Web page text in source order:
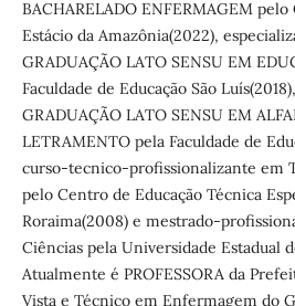
BACHARELADO ENFERMAGEM
Estácio da Amazônia(2022),
GRADUAÇÃO LATO SENSU EM
Faculdade de Educação São
GRADUAÇÃO LATO SENSU EM
LETRAMENTO pela Faculdade de
curso-tecnico-profissionalizante em
pelo Centro de Educação Técnica
Roraima(2008) e mestrado-
Ciências pela Universidade Estadual
Atualmente é PROFESSORA da
Vista e Técnico em Enfermagem do